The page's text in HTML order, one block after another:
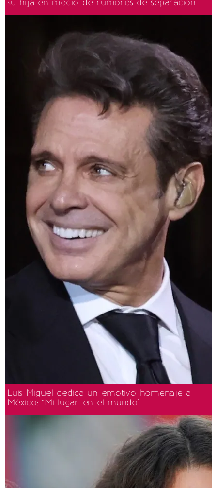
su hija en medio de rumores de separación
Luis Miguel dedica un emotivo homenaje a
México: “Mi lugar en el mundo"